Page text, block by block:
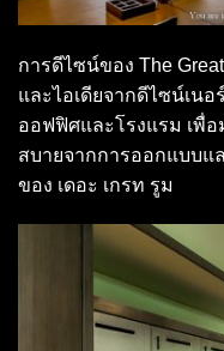
การดีไซน์ของ The
และไอเดียจากดีไซน์เน
ออฟฟิศและโรงแรม เพื่
สบายจากการออกแบบแ
ของ เดอะ เกรท รูม